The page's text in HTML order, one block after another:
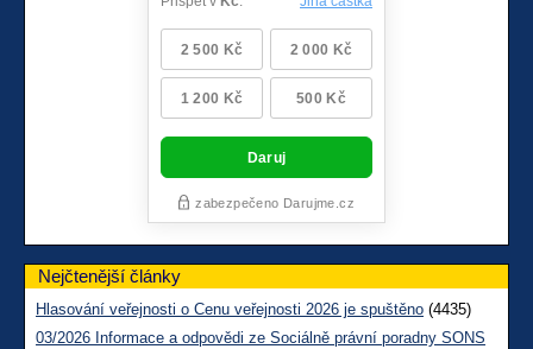
Nejčtenější články
Hlasování veřejnosti o Cenu veřejnosti 2026 je spuštěno (4435)
03/2026 Informace a odpovědi ze Sociálně právní poradny SONS